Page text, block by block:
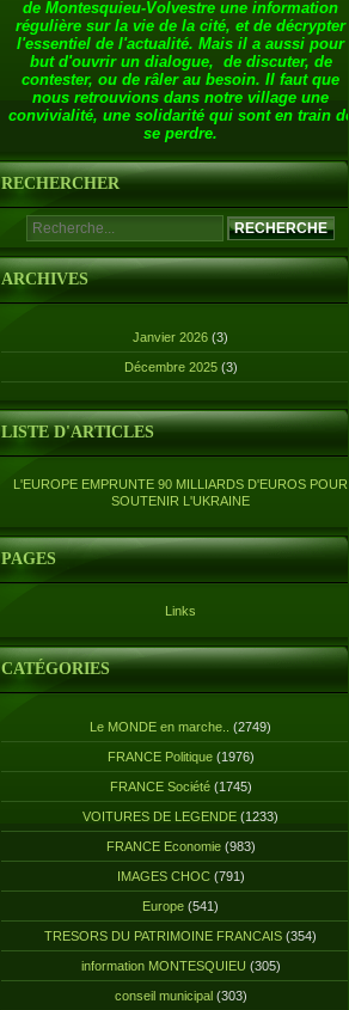
de Montesquieu-Volvestre une information
régulière sur la vie de la cité, et de décrypter
l'essentiel de l'actualité. Mais il a aussi pour
but d'ouvrir un dialogue, de discuter, de
contester, ou de râler au besoin. Il faut que
nous retrouvions dans notre village une
convivialité, une solidarité qui sont en train de
se perdre.
RECHERCHER
ARCHIVES
Janvier 2026 (3)
Décembre 2025 (3)
LISTE D'ARTICLES
L'EUROPE EMPRUNTE 90 MILLIARDS D'EUROS POUR
SOUTENIR L'UKRAINE
PAGES
Links
CATÉGORIES
Le MONDE en marche.. (2749)
FRANCE Politique(1976)
FRANCE Société(1745)
VOITURES DE LEGENDE (1233)
FRANCE Economie(983)
IMAGES CHOC(791)
Europe (541)
TRESORS DU PATRIMOINE FRANCAIS (354)
information MONTESQUIEU (305)
conseil municipal(303)